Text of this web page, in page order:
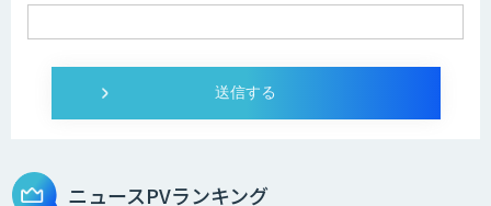
ニュースPVランキング